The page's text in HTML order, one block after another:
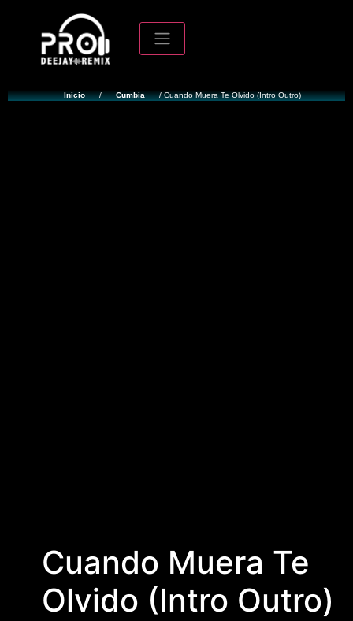
Inicio / Cumbia / Cuando Muera Te Olvido (Intro Outro)
Cuando Muera Te
Olvido (Intro Outro)